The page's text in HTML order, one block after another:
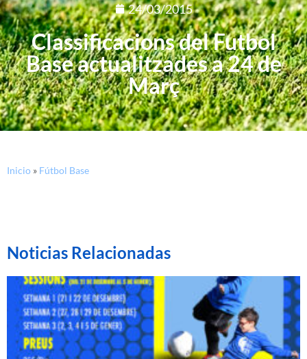
24/03/2015
Classificacions del Futbol
Base actualitzades a 24 de
Març
Inicio » Fútbol Base
Noticias Relacionadas